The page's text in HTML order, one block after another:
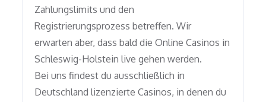
Zahlungslimits und den
Registrierungsprozess betreffen. Wir
erwarten aber, dass bald die Online Casinos in
Schleswig-Holstein live gehen werden.
Bei uns findest du ausschließlich in
Deutschland lizenzierte Casinos, in denen du